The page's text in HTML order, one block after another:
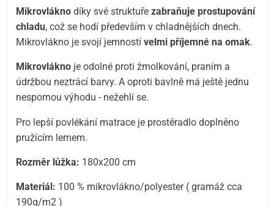
Mikrovlákno díky své struktuřezabraňuje prostupování
chladu, což se hodí především v chladnějších dnech.
Mikrovlákno je svojí jemnostívelmi příjemné na omak.
Mikrovlákno je odolné proti žmolkování, praním a
údržbou neztrácí barvy. A oproti bavlně má ještě jednu
nespornou výhodu - nežehlí se.
Pro lepší povlékání matrace je prostěradlo doplněno
pružícím lemem.
Rozměr lůžka: 180x200 cm
Materiál: 100 % mikrovlákno/polyester ( gramáž cca
190g/m2 )